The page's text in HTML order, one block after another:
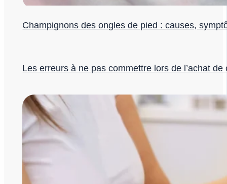
Champignons des ongles de pied : causes,
Les erreurs à ne pas commettre lors de l’achat de